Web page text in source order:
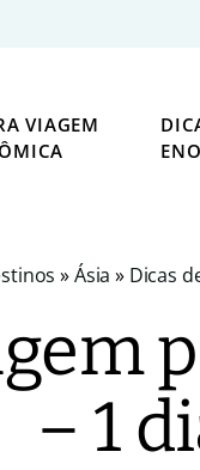
VIAGEM
»Ásia » Dicas
– 1